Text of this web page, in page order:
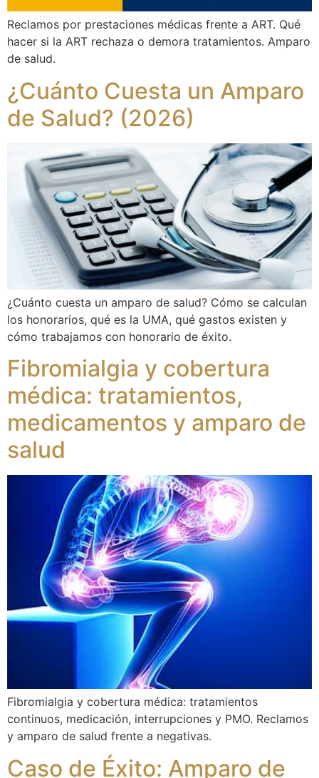
Reclamos por prestaciones médicas frente a ART. Qué
hacer si la ART rechaza o demora tratamientos. Amparo
de salud.
¿Cuánto Cuesta un Amparo
de Salud? (2026)
¿Cuánto cuesta un amparo de salud? Cómo se calculan
los honorarios, qué es la UMA, qué gastos existen y
cómo trabajamos con honorario de éxito.
Fibromialgia y cobertura
médica: tratamientos,
medicamentos y amparo de
salud
Fibromialgia y cobertura médica: tratamientos
continuos, medicación, interrupciones y PMO. Reclamos
y amparo de salud frente a negativas.
Caso de Éxito: Amparo de